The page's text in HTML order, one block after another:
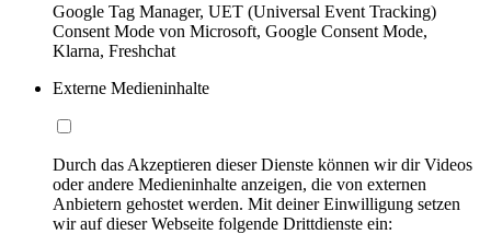
Google Tag Manager, UET (Universal Event Tracking)
Consent Mode von Microsoft, Google Consent Mode,
Klarna, Freshchat
Externe Medieninhalte
Durch das Akzeptieren dieser Dienste können wir dir Videos
oder andere Medieninhalte anzeigen, die von externen
Anbietern gehostet werden. Mit deiner Einwilligung setzen
wir auf dieser Webseite folgende Drittdienste ein: